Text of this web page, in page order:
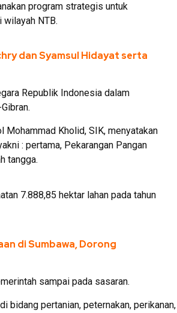
program strategis untuk
NTB.
dan Syamsul Hidayat serta
Republik Indonesia dalam
Mohammad Kholid, SIK, menyatakan
: pertama, Pekarangan Pangan
tangga.
7.888,85 hektar lahan pada tahun
di Sumbawa, Dorong
sampai pada sasaran.
bidang pertanian, peternakan, perikanan,